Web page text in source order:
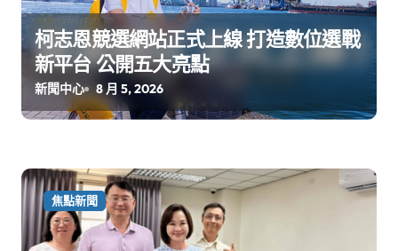
柯志恩競選網站正式上線 打造數位選戰
新平台 公開五大亮點
新聞中心 8 月 5, 2026
焦點新聞